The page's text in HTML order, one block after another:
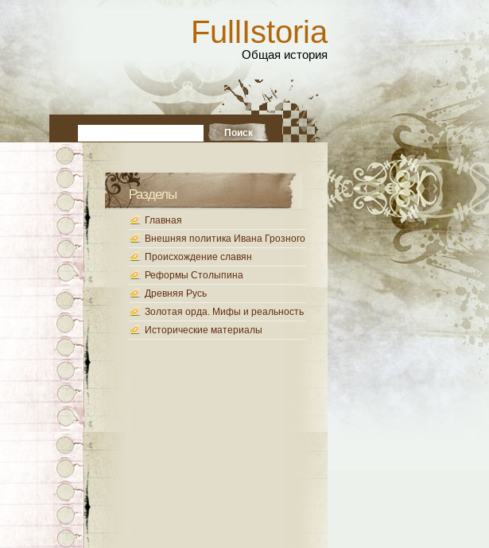
FullIstoria
Общая история
Разделы
Главная
Внешняя политика Ивана Грозного
Происхождение славян
Реформы Столыпина
Древняя Русь
Золотая орда. Мифы и реальность
Исторические материалы